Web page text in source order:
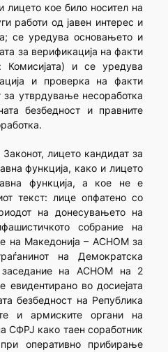
лицето кое било носител на
работи од јавен интерес и
се уредува основањето и
за верификација на факти
Комисијата) и се уредува
и проверка на факти
за утврдување несоработка
безбедност и правните
лицето кандидат за
функција, како и лицето
функција, а кое не е
текст: лице опфатено со
на донесувањето на
собрание на
на Македонија – АСНОМ за
на Демократска
заседание на АСНОМ на 2
евидентирано во досиејата
безбедност на Република
и армиските органи на
СФРЈ како таен соработник
оперативно прибирање